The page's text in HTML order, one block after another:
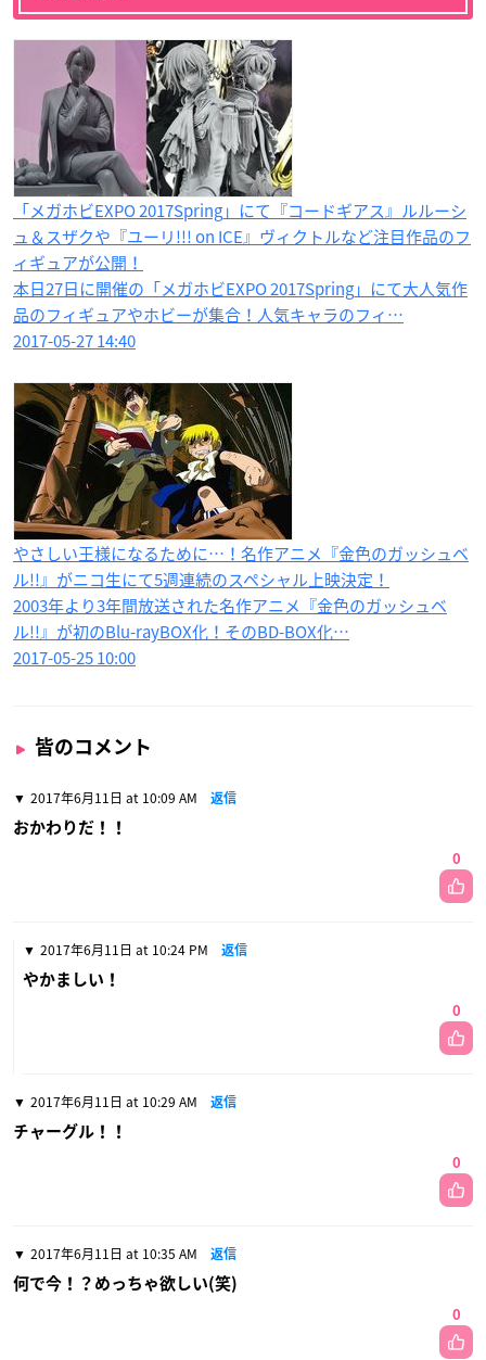
「メガホビEXPO 2017Spring」にて『コードギアス』ルルーシ
ュ＆スザクや『ユーリ!!! on ICE』ヴィクトルなど注目作品のフ
ィギュアが公開！
本日27日に開催の「メガホビEXPO 2017Spring」にて大人気作
品のフィギュアやホビーが集合！人気キャラのフィ…
2017-05-27 14:40
やさしい王様になるために…！名作アニメ『金色のガッシュベ
ル!!』がニコ生にて5週連続のスペシャル上映決定！
2003年より3年間放送された名作アニメ『金色のガッシュベ
ル!!』が初のBlu-rayBOX化！そのBD-BOX化…
2017-05-25 10:00
皆のコメント
2017年6月11日 at 10:09 AM 返信
おかわりだ！！
0
2017年6月11日 at 10:24 PM 返信
やかましい！
0
2017年6月11日 at 10:29 AM 返信
チャーグル！！
0
2017年6月11日 at 10:35 AM 返信
何で今！？めっちゃ欲しい(笑)
0